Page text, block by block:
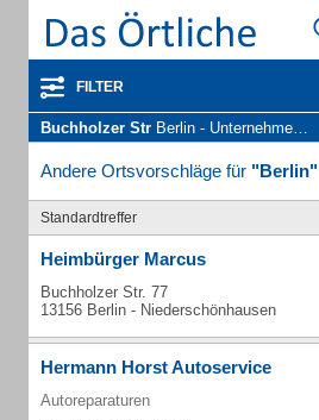
FILTER
Buchholzer Str Berlin - Unternehmen und Personen
Andere Ortsvorschläge für "Berlin"
Standardtreffer
Heimbürger Marcus
Buchholzer Str. 77
13156 Berlin - Niederschönhausen
Hermann Horst Autoservice
Autoreparaturen